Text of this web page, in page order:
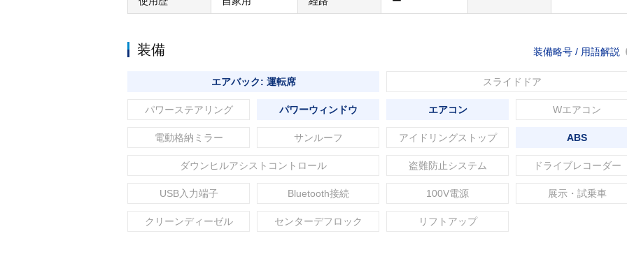
装備 装備略号 / 用語解説
エアバック: 運転席 スライドドア
パワーステアリング パワーウィンドウ エアコン Wエアコン
電動格納ミラー サンルーフ アイドリングストップ ABS
ダウンヒルアシストコントロール 盗難防止システム ドライブレコーダー
USB入力端子 Bluetooth接続 100V電源 展示・試乗車
クリーンディーゼル センターデフロック リフトアップ